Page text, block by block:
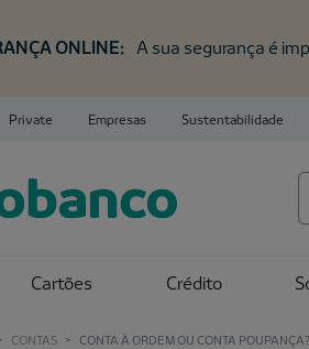
ONLINE: A sua segurança é
Private Empresas Sustentabilidade
Cartões Crédito
CONTAS > CONTA À ORDEM OU CONTA POUPANÇA?